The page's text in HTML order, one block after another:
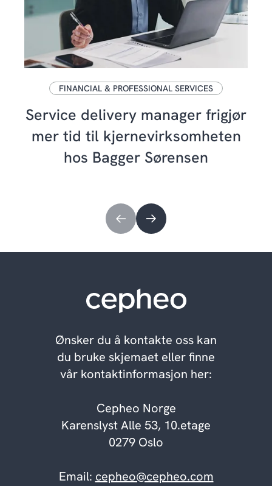
FINANCIAL & PROFESSIONAL SERVICES
Service delivery manager frigjør
mer tid til kjernevirksomheten
hos Bagger Sørensen
Ønsker du å kontakte oss kan
du bruke skjemaet eller finne
vår kontaktinformasjon her:
Cepheo Norge
Karenslyst Alle 53, 10.etage
0279 Oslo
Email: cepheo@cepheo.com